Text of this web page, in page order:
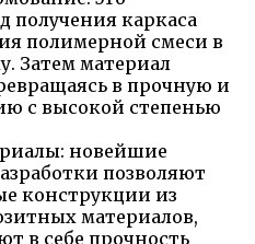
получения каркаса
полимерной смеси в
Затем материал
в прочную и
с высокой степенью
новейшие
позволяют
конструкции из
материалов,
в себе прочность